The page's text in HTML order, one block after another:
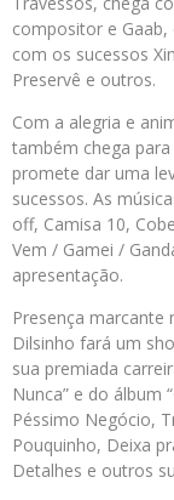
compositor e
com os sucessos
Preservê e outros.
Com a alegria e
também chega
promete dar uma
sucessos. As
off, Camisa 10,
Vem / Gamei /
apresentação.
Presença
Dilsinho fará um
sua premiada
Nunca” e do álbum
Péssimo Negócio,
Pouquinho, Deixa
Detalhes e outros